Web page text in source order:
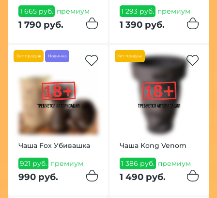
1 665 руб. премиум
1 790 руб.
1 293 руб. премиум
1 390 руб.
Хит продаж Новинка
Чаша Fox Убивашка
921 руб. премиум
990 руб.
Хит продаж
Чаша Kong Venom
1 386 руб. премиум
1 490 руб.